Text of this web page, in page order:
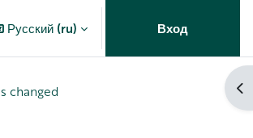
Русский ‎(ru)‎ Вход
changed